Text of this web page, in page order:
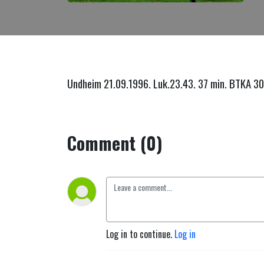
Undheim 21.09.1996. Luk.23.43. 37 min. BTKA
Comment (0)
Log in to continue. Log in